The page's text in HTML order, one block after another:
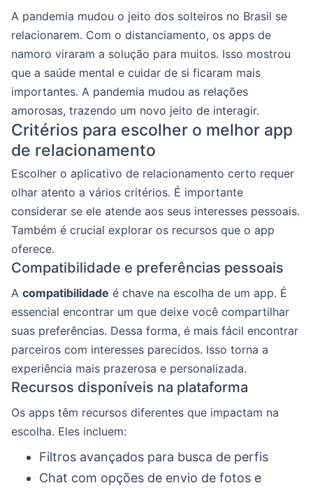
A pandemia mudou o jeito dos solteiros no Brasil se
relacionarem. Com o distanciamento, os apps de
namoro viraram a solução para muitos. Isso mostrou
que a saúde mental e cuidar de si ficaram mais
importantes. A pandemia mudou as relações
amorosas, trazendo um novo jeito de interagir.
Critérios para escolher o melhor app
de relacionamento
Escolher o aplicativo de relacionamento certo requer
olhar atento a vários critérios. É importante
considerar se ele atende aos seus interesses pessoais.
Também é crucial explorar os recursos que o app
oferece.
Compatibilidade e preferências pessoais
A compatibilidade é chave na escolha de um app. É
essencial encontrar um que deixe você compartilhar
suas preferências. Dessa forma, é mais fácil encontrar
parceiros com interesses parecidos. Isso torna a
experiência mais prazerosa e personalizada.
Recursos disponíveis na plataforma
Os apps têm recursos diferentes que impactam na
escolha. Eles incluem:
Filtros avançados para busca de perfis
Chat com opções de envio de fotos e